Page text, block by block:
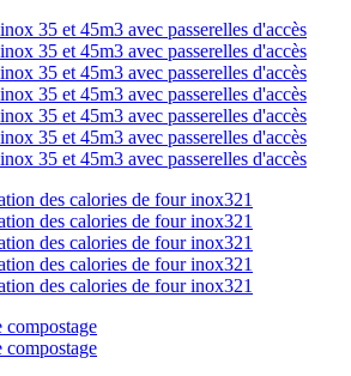
35 et 45m3 avec passerelles d'accès
35 et 45m3 avec passerelles d'accès
35 et 45m3 avec passerelles d'accès
35 et 45m3 avec passerelles d'accès
35 et 45m3 avec passerelles d'accès
35 et 45m3 avec passerelles d'accès
35 et 45m3 avec passerelles d'accès
des calories de four inox321
des calories de four inox321
des calories de four inox321
des calories de four inox321
des calories de four inox321